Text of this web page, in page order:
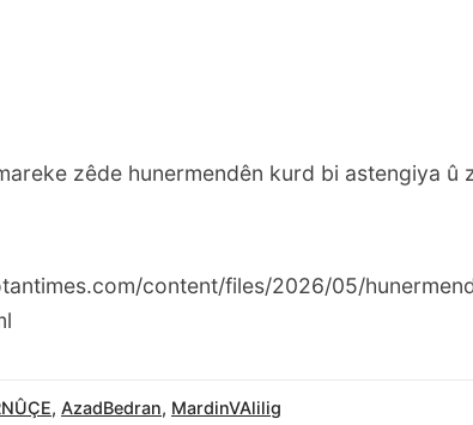
zêde hunermendên kurd bi astengiya û
content/files/2026/05/
, AzadBedran, MardinVAlilig